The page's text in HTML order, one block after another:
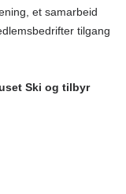
et samarbeid
tilgang
Ski og tilbyr